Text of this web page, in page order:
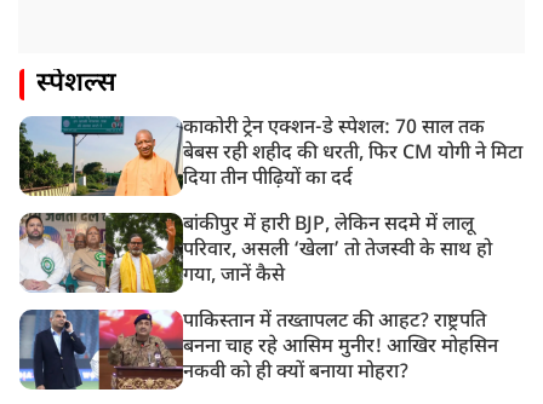
स्पेशल्स
काकोरी ट्रेन एक्शन-डे स्पेशल: 70 साल तक
बेबस रही शहीद की धरती, फिर CM योगी ने मिटा
दिया तीन पीढ़ियों का दर्द
बांकीपुर में हारी BJP, लेकिन सदमे में लालू
परिवार, असली ‘खेला’ तो तेजस्वी के साथ हो
गया, जानें कैसे
पाकिस्तान में तख्तापलट की आहट? राष्ट्रपति
बनना चाह रहे आसिम मुनीर! आखिर मोहसिन
नकवी को ही क्यों बनाया मोहरा?